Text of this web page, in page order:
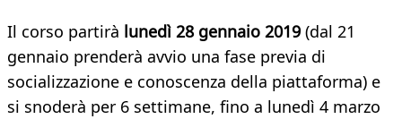
Il corso partirà lunedì 28 gennaio 2019 (dal 21
gennaio prenderà avvio una fase previa di
socializzazione e conoscenza della piattaforma) e
si snoderà per 6 settimane, fino a lunedì 4 marzo